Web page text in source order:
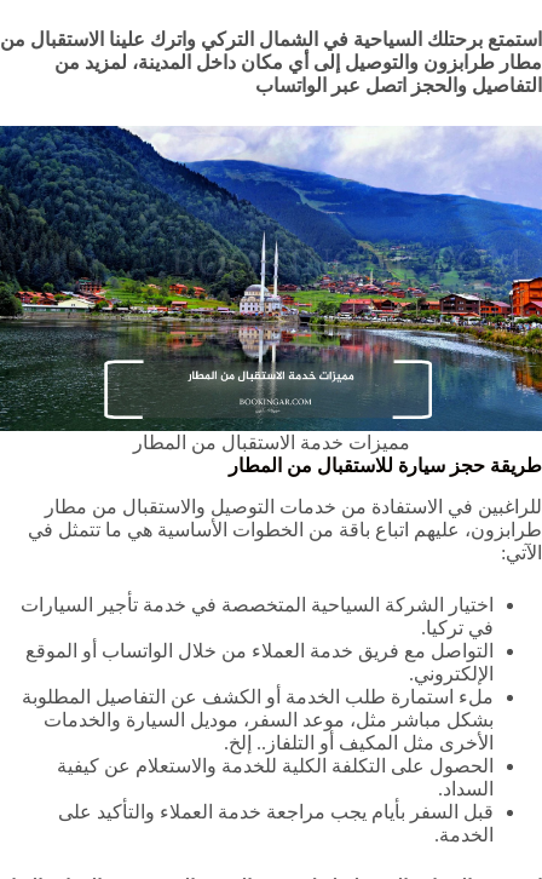
استمتع برحتلك السياحية في الشمال التركي واترك علينا الاستقبال من
مطار طرابزون والتوصيل إلى أي مكان داخل المدينة، لمزيد من
التفاصيل والحجز اتصل عبر الواتساب
مميزات خدمة الاستقبال من المطار
طريقة حجز سيارة للاستقبال من المطار
للراغبين في الاستفادة من خدمات التوصيل والاستقبال من مطار
طرابزون، عليهم اتباع باقة من الخطوات الأساسية هي ما تتمثل في
الآتي:
اختيار الشركة السياحية المتخصصة في خدمة تأجير السيارات
في تركيا.
التواصل مع فريق خدمة العملاء من خلال الواتساب أو الموقع
الإلكتروني.
ملء استمارة طلب الخدمة أو الكشف عن التفاصيل المطلوبة
بشكل مباشر مثل، موعد السفر، موديل السيارة والخدمات
الأخرى مثل المكيف أو التلفاز.. إلخ.
الحصول على التكلفة الكلية للخدمة والاستعلام عن كيفية
السداد.
قبل السفر بأيام يجب مراجعة خدمة العملاء والتأكيد على
الخدمة.